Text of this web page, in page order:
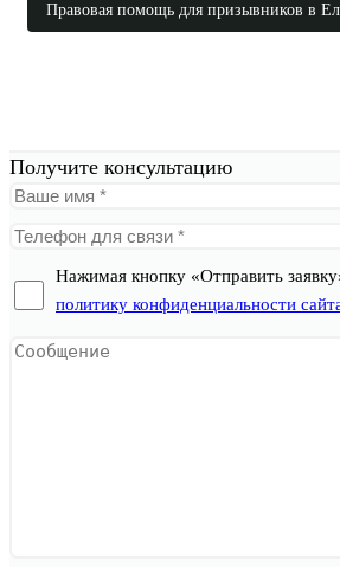
Правовая помощь для призывников в
Получите консультацию
Нажимая кнопку «Отправить
политику конфиденциальности